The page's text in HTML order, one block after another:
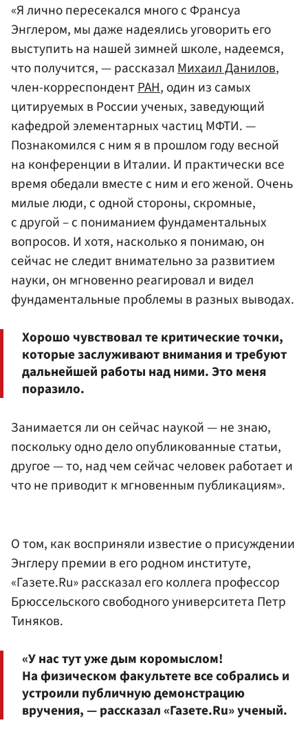
«Я лично пересекался много с Франсуа
Энглером, мы даже надеялись уговорить его
выступить на нашей зимней школе, надеемся,
что получится, — рассказалМихаил Данилов,
член-корреспондентРАН, один из самых
цитируемых в России ученых, заведующий
кафедрой элементарных частиц МФТИ. —
Познакомился с ним я в прошлом году весной
на конференции в Италии. И практически все
время обедали вместе с ним и его женой. Очень
милые люди, с одной стороны, скромные,
с другой – с пониманием фундаментальных
вопросов. И хотя, насколько я понимаю, он
сейчас не следит внимательно за развитием
науки, он мгновенно реагировал и видел
фундаментальные проблемы в разных выводах.
Хорошо чувствовал те критические точки,
которые заслуживают внимания и требуют
дальнейшей работы над ними. Это меня
поразило.
Занимается ли он сейчас наукой — не знаю,
поскольку одно дело опубликованные статьи,
другое — то, над чем сейчас человек работает и
что не приводит к мгновенным публикациям».
О том, как восприняли известие о присуждении
Энглеру премии в его родном институте,
«Газете.Ru» рассказал его коллега профессор
Брюссельского свободного университета Петр
Тиняков.
«У нас тут уже дым коромыслом!
На физическом факультете все собрались и
устроили публичную демонстрацию
вручения, — рассказал «Газете.Ru» ученый.